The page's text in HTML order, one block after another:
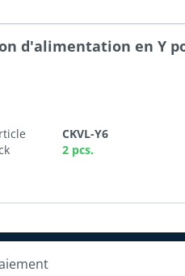
d'alimentation en Y
CKVL-Y6
2 pcs.